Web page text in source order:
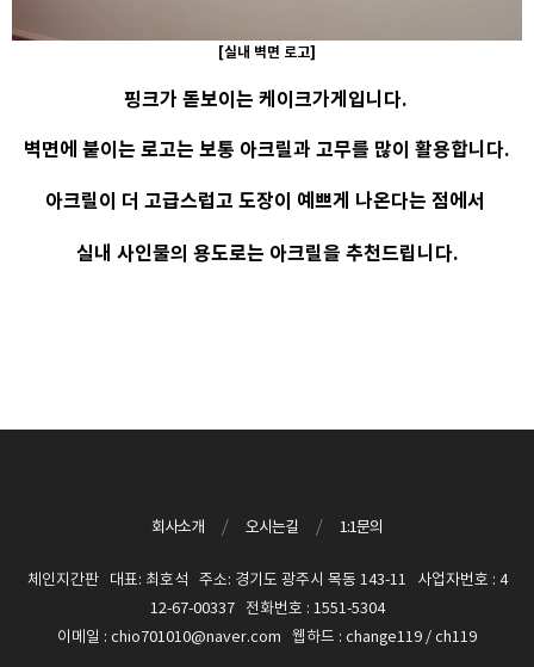
[실내 벽면 로고]
핑크가 돋보이는 케이크가게입니다.
벽면에 붙이는 로고는 보통 아크릴과 고무를 많이 활용합니다.
아크릴이 더 고급스럽고 도장이 예쁘게 나온다는 점에서
실내 사인물의 용도로는 아크릴을 추천드립니다.
회사소개 / 오시는길 / 1:1문의
체인지간판 대표: 최호석 주소: 경기도 광주시 목동 143-11 사업자번호 : 4
12-67-00337 전화번호 : 1551-5304
이메일 : chio701010@naver.com 웹하드 : change119 / ch119